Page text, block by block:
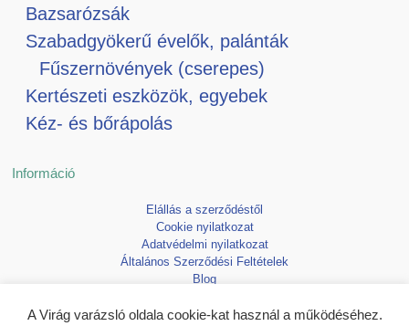
Bazsarózsák
Szabadgyökerű évelők, palánták
Fűszernövények (cserepes)
Kertészeti eszközök, egyebek
Kéz- és bőrápolás
Információ
Elállás a szerződéstől
Cookie nyilatkozat
Adatvédelmi nyilatkozat
Általános Szerződési Feltételek
Blog
A Virág varázsló oldala cookie-kat használ a működéséhez.